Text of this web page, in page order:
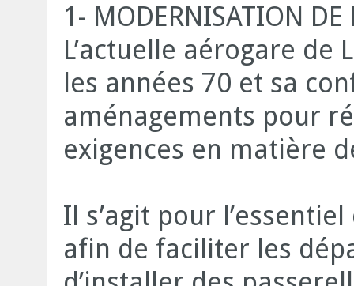
1- MODERNISATION DE
L’actuelle aérogare
les années 70 et sa
aménagements pour
exigences en matière
Il s’agit pour
afin de faciliter les